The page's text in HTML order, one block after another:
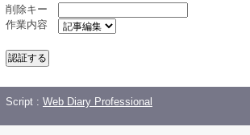
削除キー
作業内容
Script : Web Diary Professional